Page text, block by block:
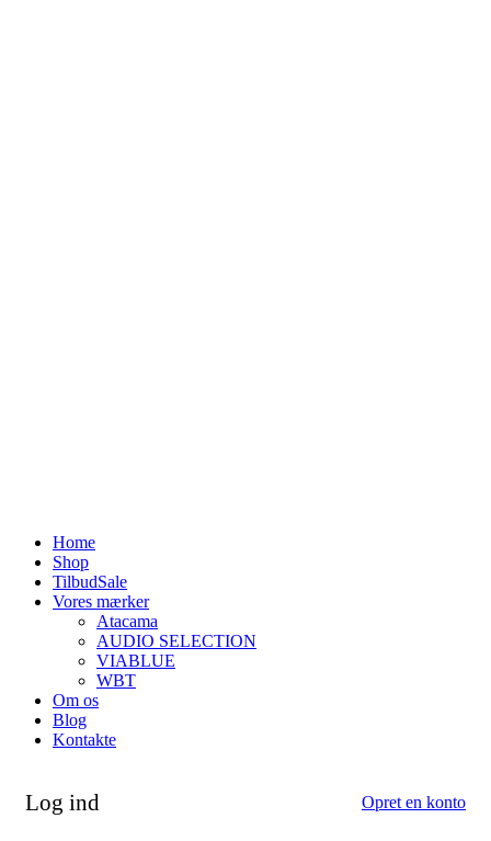
Home
Shop
TilbudSale
Vores mærker
Atacama
AUDIO SELECTION
VIABLUE
WBT
Om os
Blog
Kontakte
Log ind Opret en konto